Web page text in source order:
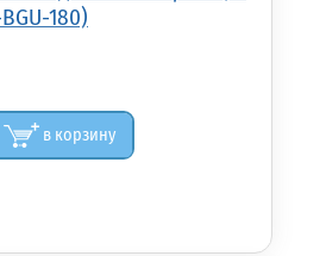
180)
в корзину